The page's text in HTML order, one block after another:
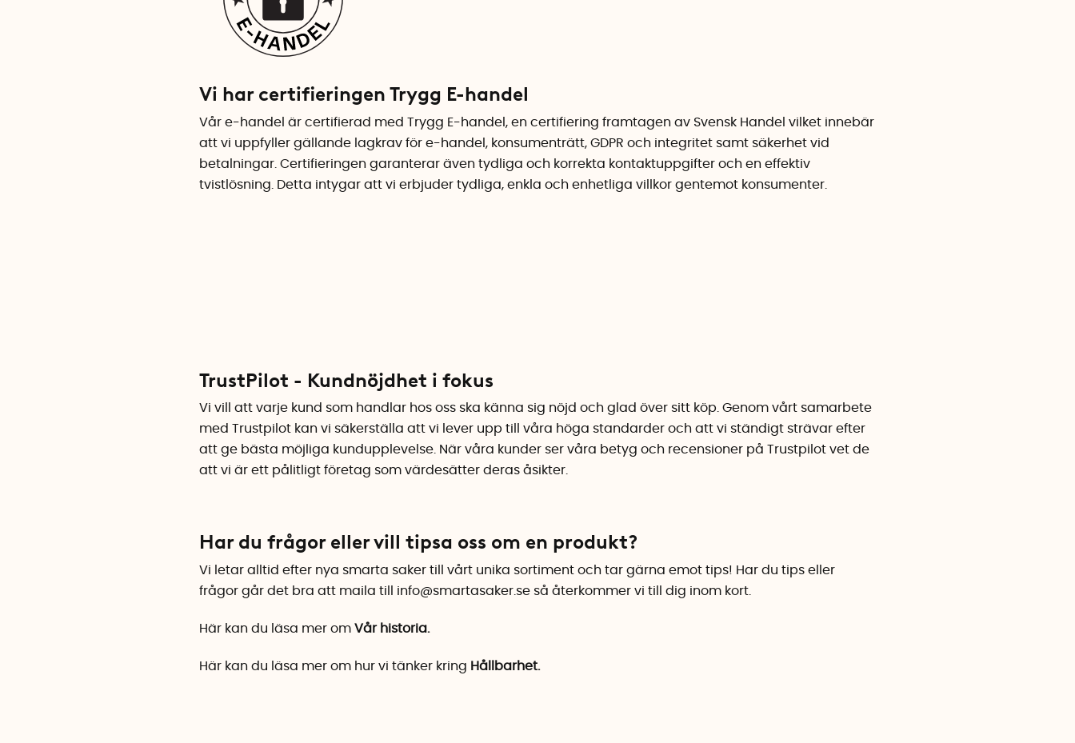
Vi har certifieringen Trygg E-handel
Vår e-handel är certifierad med Trygg E-handel, en certifiering framtagen av Svensk Handel vilket innebär
att vi uppfyller gällande lagkrav för e-handel, konsumenträtt, GDPR och integritet samt säkerhet vid
betalningar. Certifieringen garanterar även tydliga och korrekta kontaktuppgifter och en effektiv
tvistlösning. Detta intygar att vi erbjuder tydliga, enkla och enhetliga villkor gentemot konsumenter.
TrustPilot - Kundnöjdhet i fokus
Vi vill att varje kund som handlar hos oss ska känna sig nöjd och glad över sitt köp. Genom vårt samarbete
med Trustpilot kan vi säkerställa att vi lever upp till våra höga standarder och att vi ständigt strävar efter
att ge bästa möjliga kundupplevelse. När våra kunder ser våra betyg och recensioner på Trustpilot vet de
att vi är ett pålitligt företag som värdesätter deras åsikter.
Har du frågor eller vill tipsa oss om en produkt?
Vi letar alltid efter nya smarta saker till vårt unika sortiment och tar gärna emot tips! Har du tips eller
frågor går det bra att maila till info@smartasaker.se så återkommer vi till dig inom kort.
Här kan du läsa mer om Vår historia.
Här kan du läsa mer om hur vi tänker kring Hållbarhet.